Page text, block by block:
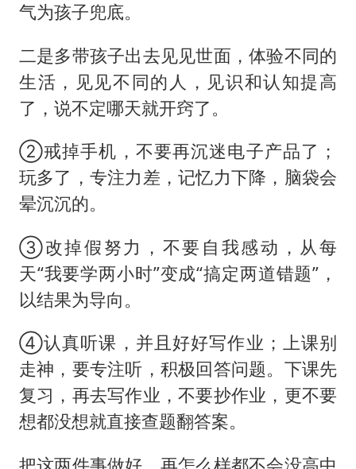
气为孩子兜底。
二是多带孩子出去见见世面，体验不同的
生活，见见不同的人，见识和认知提高
了，说不定哪天就开窍了。
②戒掉手机，不要再沉迷电子产品了；
玩多了，专注力差，记忆力下降，脑袋会
晕沉沉的。
③改掉假努力，不要自我感动，从每
天“我要学两小时”变成“搞定两道错题”，
以结果为导向。
④认真听课，并且好好写作业；上课别
走神，要专注听，积极回答问题。下课先
复习，再去写作业，不要抄作业，更不要
想都没想就直接查题翻答案。
把这两件事做好，再怎么样都不会没高中